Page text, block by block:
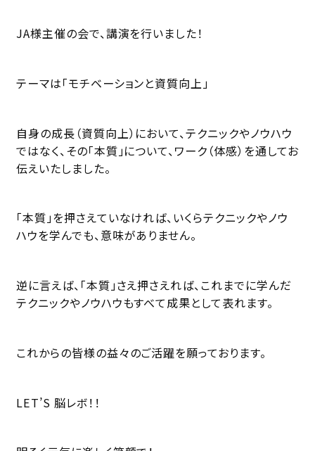
JA様主催の会で、講演を行いました！
テーマは「モチベーションと資質向上」
自身の成長（資質向上）において、テクニックやノウハウ
ではなく、その「本質」について、ワーク（体感）を通してお
伝えいたしました。
「本質」を押さえていなければ、いくらテクニックやノウ
ハウを学んでも、意味がありません。
逆に言えば、「本質」さえ押さえれば、これまでに学んだ
テクニックやノウハウもすべて成果として表れます。
これからの皆様の益々のご活躍を願っております。
LET’S 脳レボ！！